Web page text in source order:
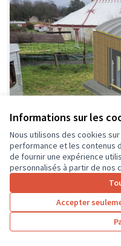
Informations sur les
Nous utilisons des cookies
performance et les contenus
de fournir une expérience
personnalisés à partir de nos
Accepter
Amélioration des
d'hébergement et
cirque
Héka 0 0